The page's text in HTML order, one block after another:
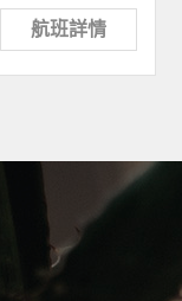
航班詳情